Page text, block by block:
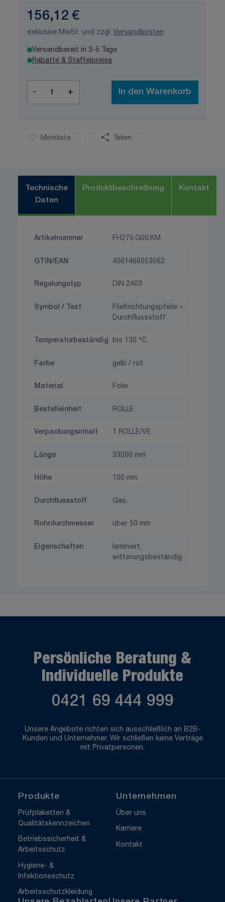
156,12 €
exklusive MwSt. und zzgl. Versandkosten
Versandbereit in 3-5 Tage
Rabatte & Staffelpreise
- + In den Warenkorb
Merkliste Teilen
Technische
Daten
Produktbeschreibung Kontakt
Artikelnummer FH275.G00.KM
GTIN/EAN 4061466053562
Regelungstyp DIN 2403
Symbol / Text
Fließrichtungspfeile –
Durchflussstoff
Temperaturbeständig bis 130 °C
Farbe gelb / rot
Material Folie
Bestelleinheit ROLLE
Verpackungsinhalt 1 ROLLE/VE
Länge 33000 mm
Höhe 100 mm
Durchflussstoff Gas
Rohrdurchmesser über 50 mm
Eigenschaften
laminiert,
witterungsbeständig
Persönliche Beratung &
Individuelle Produkte
0421 69 444 999
Unsere Angebote richten sich ausschließlich an B2B-
Kunden und Unternehmer. Wir schließen keine Verträge
mit Privatpersonen.
Produkte
Prüfplaketten &
Qualitätskennzeichen
Betriebssicherheit &
Arbeitsschutz
Hygiene- &
Infektionsschutz
Arbeitsschutzkleidung
Unternehmen
Über uns
Karriere
Kontakt